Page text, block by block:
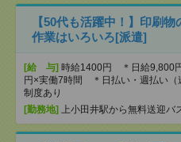
【50代も活躍中！】印刷
作業はいろいろ[派遣]
[給 与] 時給1400円 ＊日給9,800
円×実働7時間 ＊日払い・週払い（
制度あり
[勤務地] 上小田井駅から無料送迎バ